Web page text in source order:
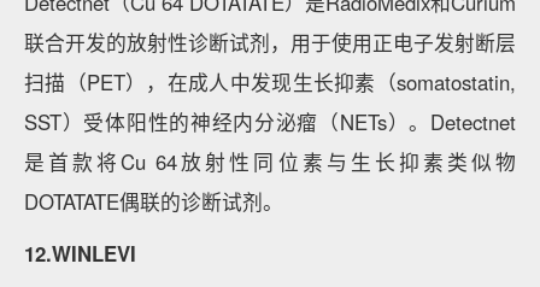
联合开发的放射性诊断试剂，用于使用正电子发射断层
扫描（PET），在成人中发现生长抑素（somatostatin,
SST）受体阳性的神经内分泌瘤（NETs）。Detectnet
是首款将Cu 64放射性同位素与生长抑素类似物
DOTATATE偶联的诊断试剂。
12.WINLEVI